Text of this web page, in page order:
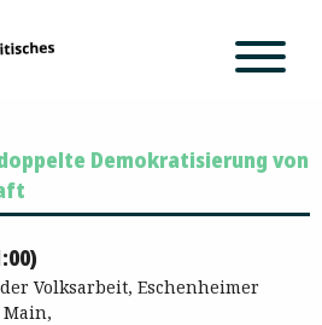
Demokratisierung von
Volksarbeit, Eschenheimer